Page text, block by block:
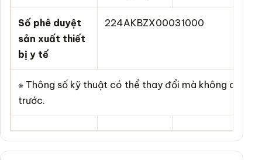
Số phê duyệt
sản xuất thiết
bị y tế
224AKBZX00031000
※ Thông số kỹ thuật có thể thay đổi mà không cần
trước.